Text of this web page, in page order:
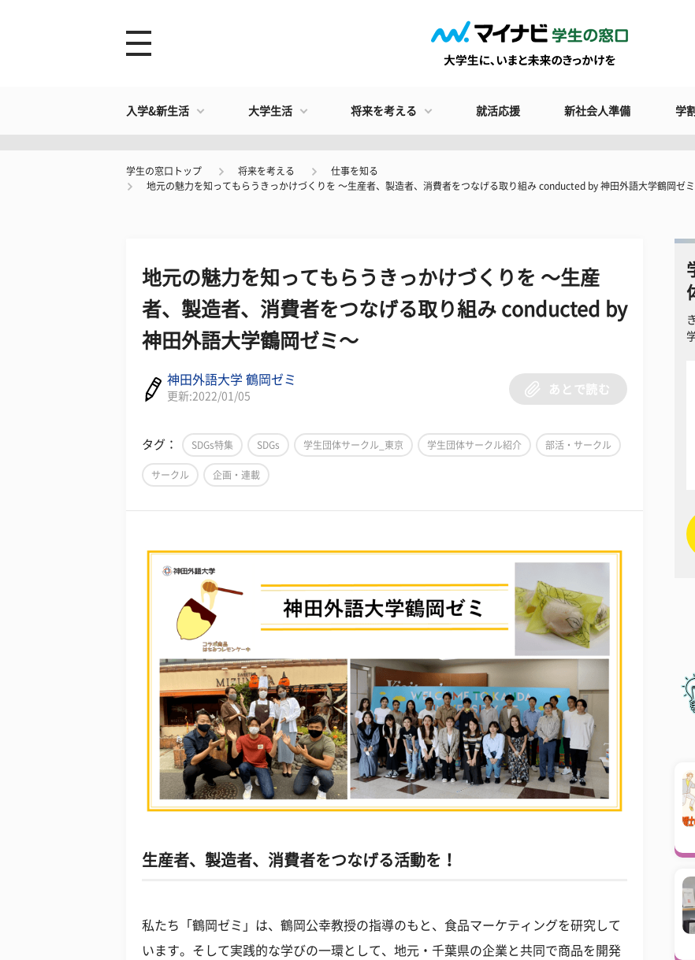
入学&新生活 大学生活 将来を考える 就活応援 新社会人準備 学
学生の窓口トップ 将来を考える
仕事を知る
地元の魅力を知ってもらうきっかけづくりを 〜生産者、製造者、消費者をつなげる取り組み conducted by 神田外語大学鶴岡ゼ
地元の魅力を知ってもらうきっかけづくりを 〜生産
者、製造者、消費者をつなげる取り組み conducted by
神田外語大学鶴岡ゼミ〜
神田外語大学 鶴岡ゼミ
更新:2022/01/05
あとで読む
タグ： SDGs特集 SDGs 学生団体サークル_東京 学生団体サークル紹介 部活・サークル
サークル 企画・連載
生産者、製造者、消費者をつなげる活動を！
私たち「鶴岡ゼミ」は、鶴岡公幸教授の指導のもと、食品マーケティングを研究して
います。そして実践的な学びの一環として、地元・千葉県の企業と共同で商品を開発